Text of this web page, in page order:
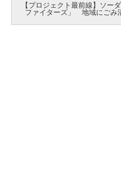
【プロジェクト最前線】ソー
ファイターズ」 地域にごみ